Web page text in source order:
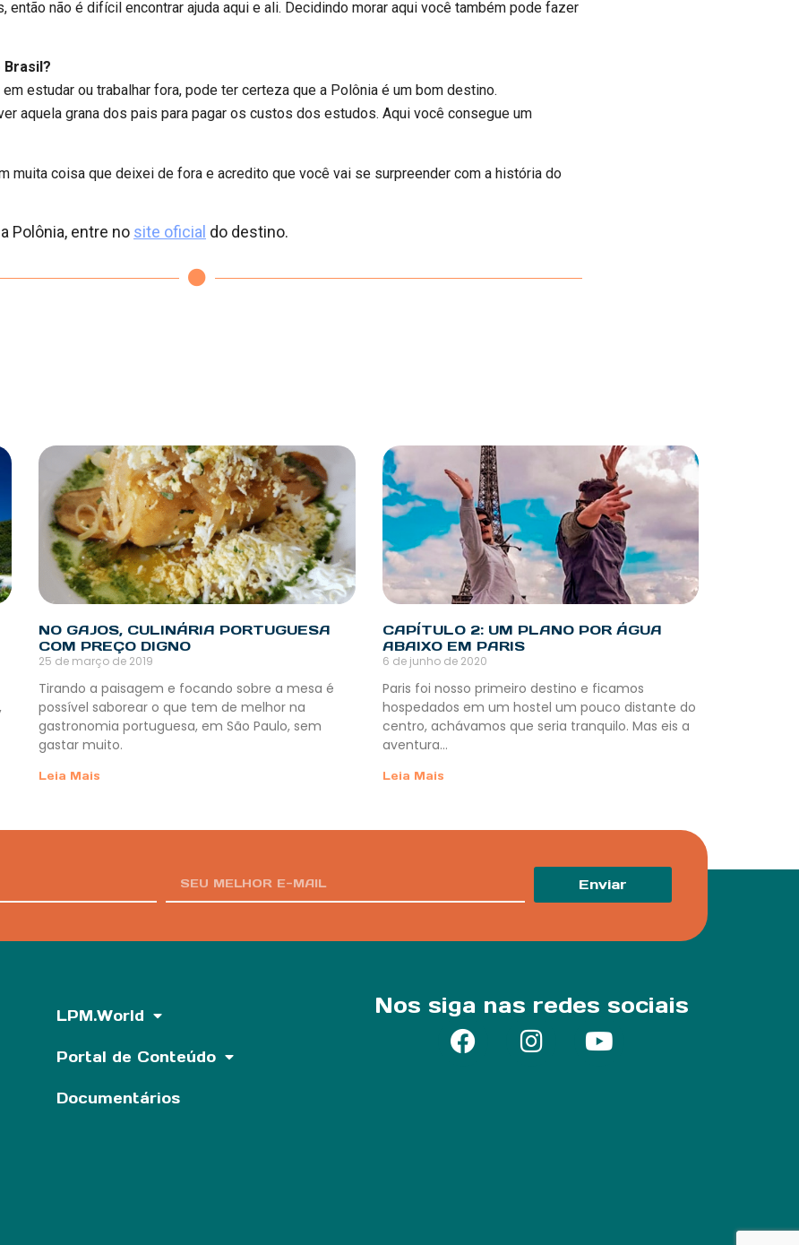
não é difícil encontrar ajuda aqui e ali. Decidindo morar aqui você também pode fazer
Brasil?
estudar ou trabalhar fora, pode ter certeza que a Polônia é um bom destino.
aquela grana dos pais para pagar os custos dos estudos. Aqui você consegue um
muita coisa que deixei de fora e acredito que você vai se surpreender com a história do
Polônia, entre no site oficial do destino.
NO GAJOS, CULINÁRIA PORTUGUESA
COM PREÇO DIGNO
25 de março de 2019
Tirando a paisagem e focando sobre a mesa é
possível saborear o que tem de melhor na
gastronomia portuguesa, em São Paulo, sem
gastar muito.
Leia Mais
CAPÍTULO 2: UM PLANO POR ÁGUA
ABAIXO EM PARIS
6 de junho de 2020
Paris foi nosso primeiro destino e ficamos
hospedados em um hostel um pouco distante do
centro, achávamos que seria tranquilo. Mas eis a
aventura…
Leia Mais
Enviar
LPM.World
Portal de Conteúdo
Documentários
Nos siga nas redes sociais